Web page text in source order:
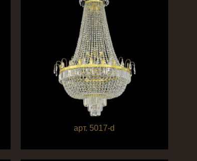
арт. 5017-d